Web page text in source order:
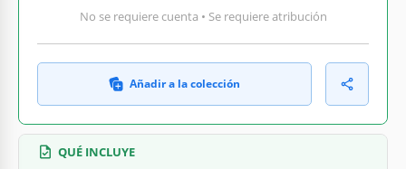
No se requiere cuenta • Se requiere atribución
Añadir a la colección
QUÉ INCLUYE